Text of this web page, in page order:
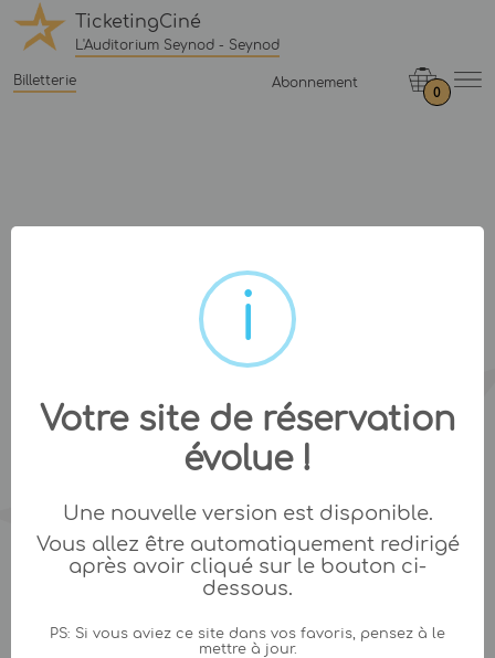
TicketingCiné
L'Auditorium Seynod - Seynod
Billetterie Abonnement
0
Votre site de réservation
évolue !
Une nouvelle version est disponible.
Vous allez être automatiquement redirigé
après avoir cliqué sur le bouton ci-
dessous.
PS: Si vous aviez ce site dans vos favoris, pensez à le
mettre à jour.